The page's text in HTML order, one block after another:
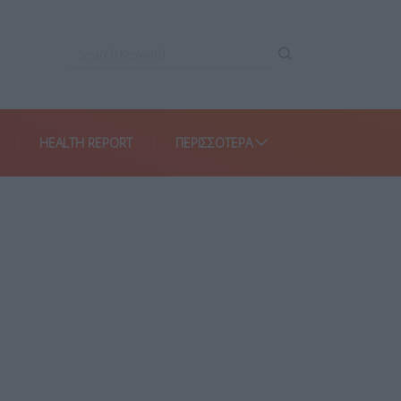
HEALTH REPORT ΠΕΡΙΣΣΌΤΕΡΑ